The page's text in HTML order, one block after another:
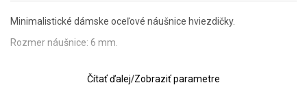
Minimalistické dámske oceľové náušnice hviezdičky.
Rozmer náušnice: 6 mm.
Čítať ďalej/Zobraziť parametre